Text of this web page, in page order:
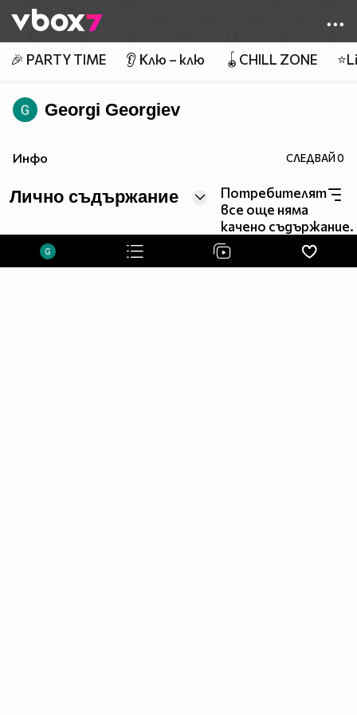
👾
🎉 PARTY TIME 👂 Клю – клю 🪀CHILL ZONE
Georgi Georgiev
Инфо СЛЕДВАЙ0
Лично съдържание
Потребителят
все още няма
качено съдържание.